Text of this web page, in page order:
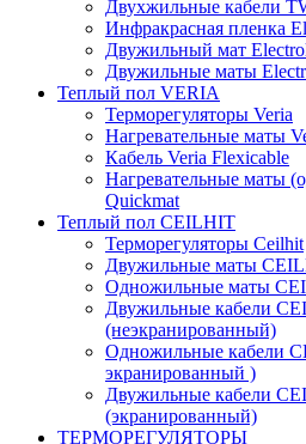
Двухжильные кабели
Инфракрасная пленка
Двужильный мат
Двужильные маты
Теплый пол VERIA
Терморегуляторы Veria
Нагревательные маты
Кабель Veria Flexicable
Нагревательные маты
Quickmat
Теплый пол CEILHIT
Терморегуляторы Ceilhit
Двужильные маты
Одножильные маты
Двужильные кабели
(неэкранированный)
Одножильные кабели
экранированный )
Двужильные кабели
(экранированный)
ТЕРМОРЕГУЛЯТОРЫ